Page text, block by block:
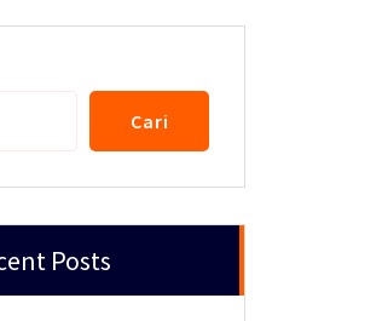
Cari
Posts